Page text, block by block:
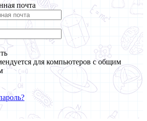
почта
для компьютеров с общим